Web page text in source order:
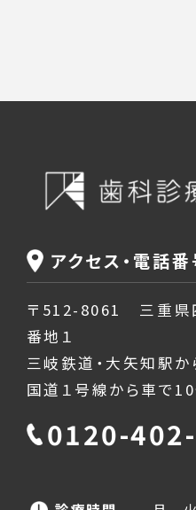
アクセス・電話番
〒512-8061 三重県
番地１
三岐鉄道・大矢知駅
国道１号線から車で10
0120-